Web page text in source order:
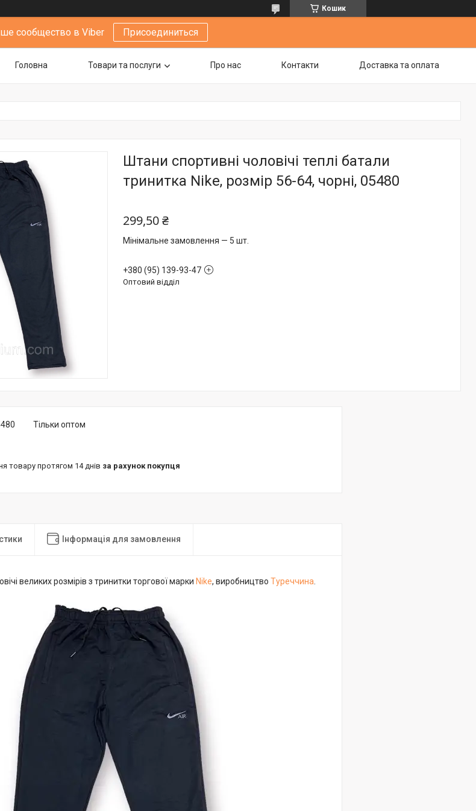
Кошик
сообщество в Viber Присоединиться
Головна Товари та послуги Про нас Контакти Доставка та оплата
Штани спортивні чоловічі теплі батали
тринитка Nike, розмір 56-64, чорні, 05480
299,50 ₴
Мінімальне замовлення — 5 шт.
+380 (95) 139-93-47
Оптовий відділ
Тільки оптом
товару протягом 14 днів за рахунок покупця
Інформація для замовлення
великих розмірів з тринитки торгової марки Nike, виробництвоТуреччина